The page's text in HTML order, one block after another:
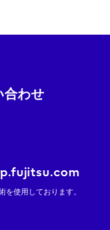
合わせ
を使用しております。